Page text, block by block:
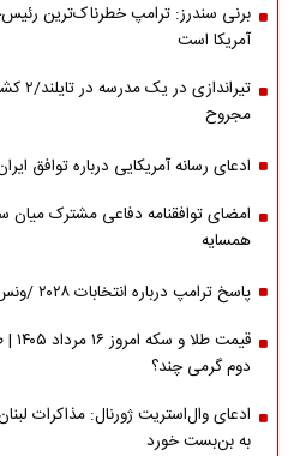
برنی سندرز: ترامپ خطرناک‌ترین
آمریکا است
مجروح
ادعای رسانه آمریکایی درباره توافق
امضای توافقنامه دفاعی مشترک میان
همسایه
پاسخ ترامپ درباره انتخابات ۲۰۲۸ /ونس یا روبیو؟
دوم گرمی چند؟
ادعای وال‌استریت ژورنال: مذاکرات
به بن‌بست خورد